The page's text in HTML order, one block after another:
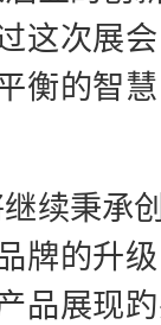
这次展
衡的智
续秉承
牌的升
品展现